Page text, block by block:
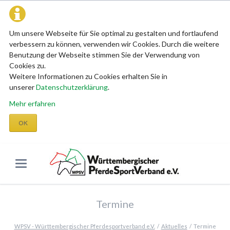
Um unsere Webseite für Sie optimal zu gestalten und fortlaufend
verbessern zu können, verwenden wir Cookies. Durch die weitere
Benutzung der Webseite stimmen Sie der Verwendung von
Cookies zu.
Weitere Informationen zu Cookies erhalten Sie in
unsererDatenschutzerklärung.
Mehr erfahren
OK
Termine
WPSV - Württembergischer Pferdesportverband e.V. Aktuelles Termine